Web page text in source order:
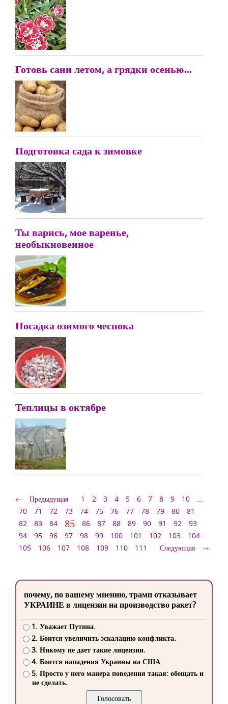
Готовь сани летом, а грядки осенью...
Подготовка сада к зимовке
Ты варись, мое варенье,
необыкновенное
Посадка озимого чеснока
Теплицы в октябре
Предыдущая 1 2 3 4 5 6 7 8 9 10
...
70
71 72 73 74 75 76 77 78 79 80
81
82
83 84 85 86 87 88 89 90 91 92
93
94
95 96 97 98 99 100 101 102 103
104
105
106 107 108 109 110 111 Следующая
почему, по вашему мнению, трамп отказывает
УКРАИНЕ в лицензии на производство ракет?
1. Уважает Путина.
2. Боится увеличить эскалацию конфликта.
3. Никому не дает такие лицензии.
4. Боится нападения Украины на США
5. Просто у него манера поведения такая: обещать и
не сделать.